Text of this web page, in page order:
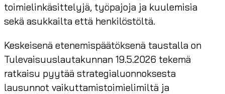
toimielinkäsittelyjä, työpajoja ja kuulemisia
sekä asukkailta että henkilöstöltä.
Keskeisenä etenemispäätöksenä taustalla on
Tulevaisuuslautakunnan 19.5.2026 tekemä
ratkaisu pyytää strategialuonnoksesta
lausunnot vaikuttamistoimielimiltä ja